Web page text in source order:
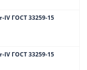
IV ГОСТ 33259-15
IV ГОСТ 33259-15